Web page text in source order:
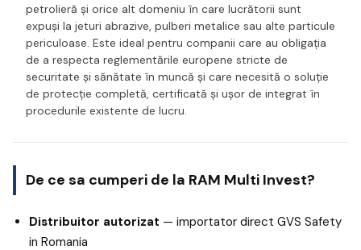
petrolieră și orice alt domeniu în care lucrătorii sunt
expuși la jeturi abrazive, pulberi metalice sau alte particule
periculoase. Este ideal pentru companii care au obligația
de a respecta reglementările europene stricte de
securitate și sănătate în muncă și care necesită o soluție
de protecție completă, certificată și ușor de integrat în
procedurile existente de lucru.
De ce sa cumperi de la RAM Multi Invest?
Distribuitor autorizat — importator direct GVS Safety
in Romania